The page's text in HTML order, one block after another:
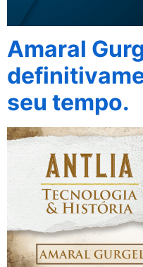
Amaral
seu tempo.